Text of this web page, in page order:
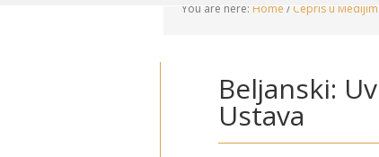
You are here: Home /Cepris u
Beljanski:
Ustava